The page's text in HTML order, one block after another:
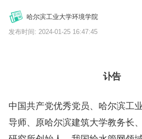
哈尔滨工业大学环境学院
发布时间: 2024-01-25 16:47:45
讣告
中国共产党优秀党员、哈尔滨工
导师、原哈尔滨建筑大学教务长